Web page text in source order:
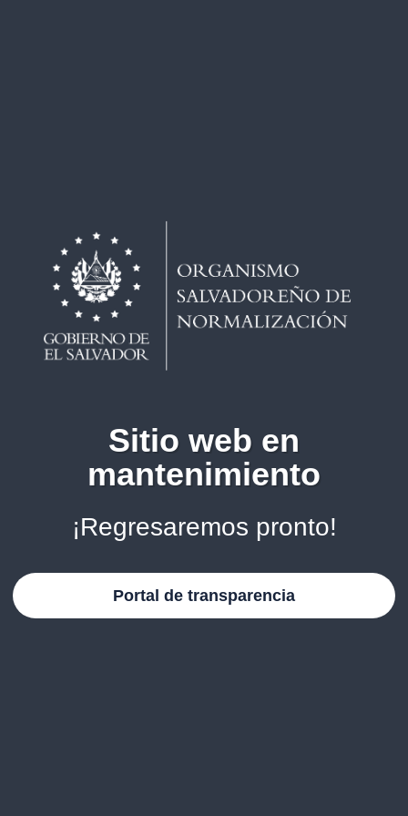
Sitio web en
mantenimiento
¡Regresaremos pronto!
Portal de transparencia